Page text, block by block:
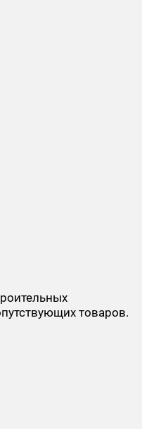
товаров.